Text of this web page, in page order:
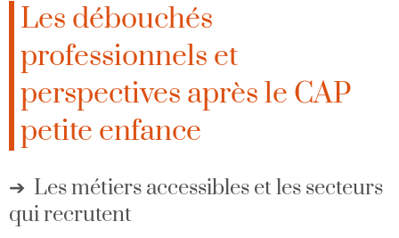
Les débouchés
professionnels et
perspectives après le CAP
petite enfance
Les métiers accessibles et les secteurs
qui recrutent